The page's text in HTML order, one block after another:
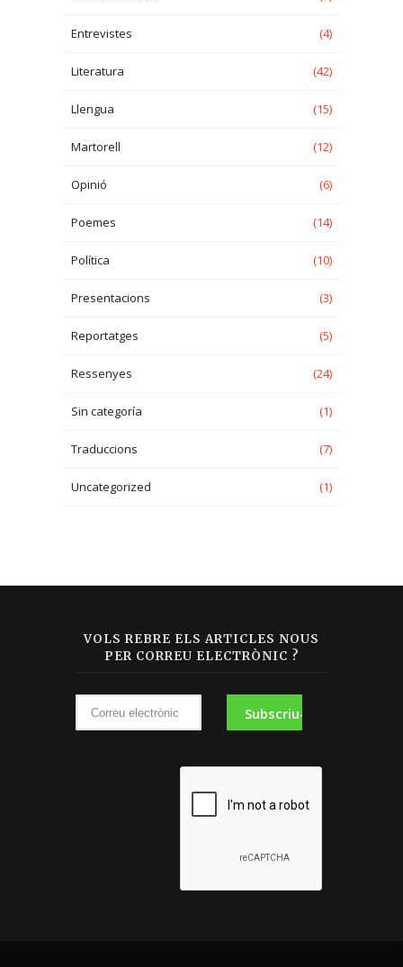
Entrevistes (4)
Literatura (42)
Llengua (15)
Martorell (12)
Opinió (6)
Poemes (14)
Política (10)
Presentacions (3)
Reportatges (5)
Ressenyes (24)
Sin categoría (1)
Traduccions (7)
Uncategorized (1)
VOLS REBRE ELS ARTICLES NOUS
PER CORREU ELECTRÒNIC ?